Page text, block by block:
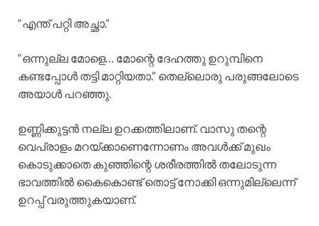
“എന്ത് പറ്റി അച്ഛാ.”
“ഒന്നുല്ല മോളെ… മോന്റെ ദേഹത്തു ഉറുമ്പിനെ
കണ്ടപ്പോൾ തട്ടി മാറ്റിയതാ.” തെല്ലൊരു പരുങ്ങലോടെ
അയാൾ പറഞ്ഞു.
ഉണ്ണിക്കുട്ടൻ നല്ല ഉറക്കത്തിലാണ്. വാസു തന്റെ
വെപ്രാളം മറയ്ക്കാണെന്നോണം അവൾക്ക് മുഖം
കൊടുക്കാതെ കുഞ്ഞിന്റെ ശരീരത്തിൽ തലോടുന്ന
ഭാവത്തിൽ കൈകൊണ്ട് തൊട്ട് നോക്കി ഒന്നുമില്ലെന്ന്
ഉറപ്പ് വരുത്തുകയാണ്.